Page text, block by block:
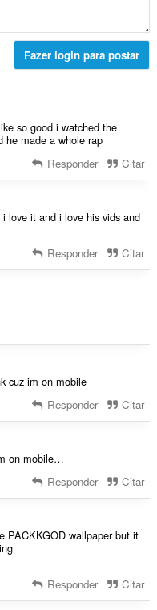
Fazer login para postar
so good i watched the
he made a whole rap
Responder Citar
love it and i love his vids and
Responder Citar
cuz im on mobile
Responder Citar
on mobile…
Responder Citar
PACKKGOD wallpaper but it
Responder Citar